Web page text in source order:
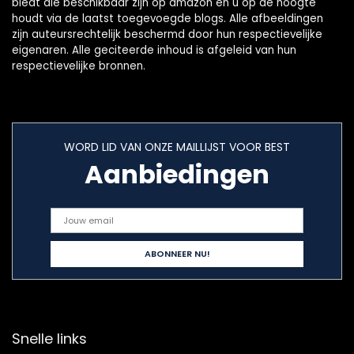
houdt via de laatst toegevoegde blogs. Alle afbeeldingen
zijn auteursrechtelijk beschermd door hun respectievelijke
eigenaren. Alle geciteerde inhoud is afgeleid van hun
respectievelijke bronnen.
WORD LID VAN ONZE MAILLIJST VOOR BEST
Aanbiedingen
Snelle links